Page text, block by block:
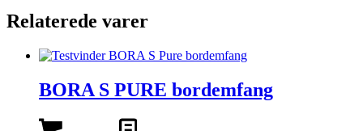
Relaterede varer
BORA S PURE bordemfang